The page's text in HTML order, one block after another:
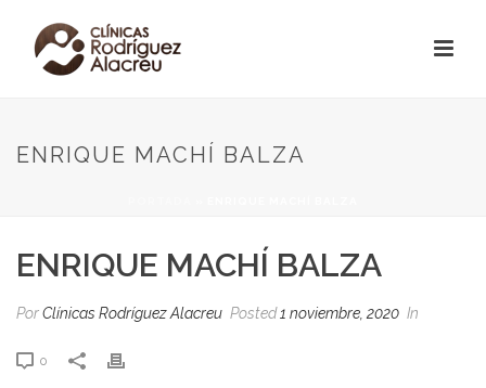
ENRIQUE MACHÍ BALZA
ENRIQUE MACHÍ BALZA
PorClínicas Rodríguez Alacreu Posted1 noviembre, 2020 In
0